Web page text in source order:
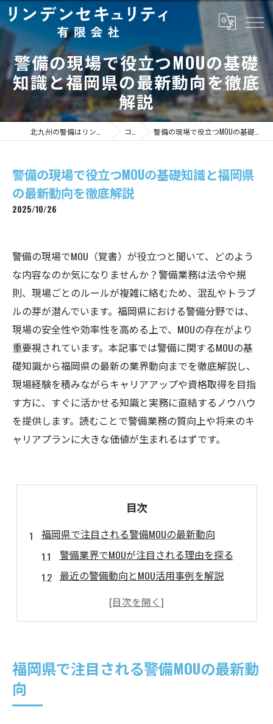
警備の現場で役立つMOUの基礎
知識と福岡県の最新動向を徹底
解説
コラム 警備の現場で役立つMOUの基礎知識と福岡県の最新動向を徹底解説
警備の現場で役立つMOUの基礎知識と福岡県
の最新動向を徹底解説
2025/10/26
警備の現場でMOU（覚書）が役立つと聞いて、どのよう
な内容なのか気になりませんか？警備業務は法令や規
則、現場ごとのルールが複雑に絡むため、混乱やトラブ
ルの芽が潜んでいます。福岡県における警備分野では、
現場の安全性や効率性を高める上で、MOUの存在がより
重要視されています。本記事では警備に関するMOUの基
礎知識から福岡県の最新の業界動向までを徹底解説し、
現場経験を積みながらキャリアアップや資格取得を目指
す方に、すぐに活かせる知識と実務に直結するノウハウ
を提供します。読むことで警備業務の質向上や将来のキ
ャリアプランに大きな価値が生まれるはずです。
目次
福岡県で注目される警備MOUの最新動向
警備業界でMOUが注目される理由を探る
最近の警備動向とMOU活用事例を解説
警備現場でMOUが果たす新たな役割とは
警備現場におけるMOU活用のポイント解説
警備現場でMOUを活かす具体的な方法
福岡県で注目される警備MOUの最新動
向